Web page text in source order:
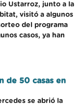
Ustarroz, junto a la
visitó a algunos
del programa
casos, ya han
de 50 casas en
se abrió la